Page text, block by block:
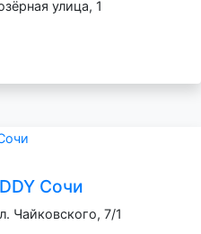
улица, 1
Сочи
Чайковского, 7/1